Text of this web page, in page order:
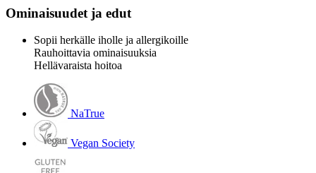
Ominaisuudet ja edut
Sopii herkälle iholle ja allergikoille
Rauhoittavia ominaisuuksia
Hellävaraista hoitoa
NaTrue
Vegan Society